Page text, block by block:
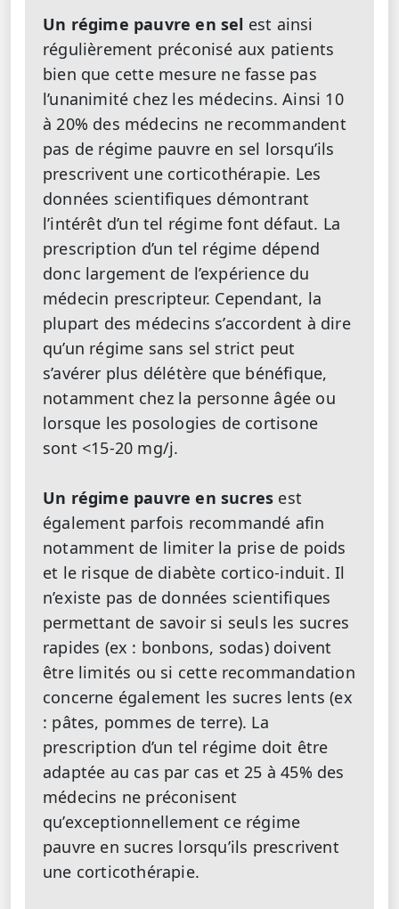
Un régime pauvre en sel est ainsi
régulièrement préconisé aux patients
bien que cette mesure ne fasse pas
l’unanimité chez les médecins. Ainsi 10
à 20% des médecins ne recommandent
pas de régime pauvre en sel lorsqu’ils
prescrivent une corticothérapie. Les
données scientifiques démontrant
l’intérêt d’un tel régime font défaut. La
prescription d’un tel régime dépend
donc largement de l’expérience du
médecin prescripteur. Cependant, la
plupart des médecins s’accordent à dire
qu’un régime sans sel strict peut
s’avérer plus délétère que bénéfique,
notamment chez la personne âgée ou
lorsque les posologies de cortisone
sont <15-20 mg/j.
Un régime pauvre en sucres est
également parfois recommandé afin
notamment de limiter la prise de poids
et le risque de diabète cortico-induit. Il
n’existe pas de données scientifiques
permettant de savoir si seuls les sucres
rapides (ex : bonbons, sodas) doivent
être limités ou si cette recommandation
concerne également les sucres lents (ex
: pâtes, pommes de terre). La
prescription d’un tel régime doit être
adaptée au cas par cas et 25 à 45% des
médecins ne préconisent
qu’exceptionnellement ce régime
pauvre en sucres lorsqu’ils prescrivent
une corticothérapie.